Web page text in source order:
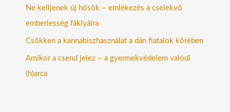
Ne kelljenek új hősök – emlékezés a cselekvő
emberiesség fáklyáira
Csökken a kannabiszhasználat a dán fiatalok körében
Amikor a csend jelez – a gyermekvédelem valódi
(h)arca